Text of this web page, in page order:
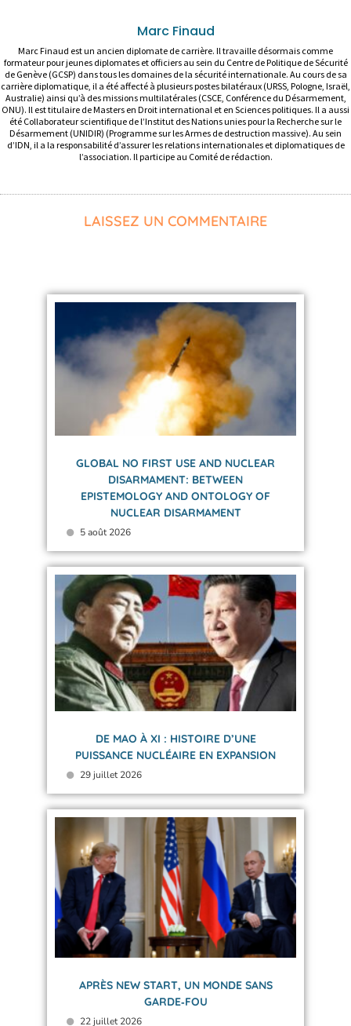
Marc Finaud
Marc Finaud est un ancien diplomate de carrière. Il travaille désormais comme
formateur pour jeunes diplomates et officiers au sein du Centre de Politique de Sécurité
de Genève (GCSP) dans tous les domaines de la sécurité internationale. Au cours de sa
carrière diplomatique, il a été affecté à plusieurs postes bilatéraux (URSS, Pologne, Israël,
Australie) ainsi qu’à des missions multilatérales (CSCE, Conférence du Désarmement,
ONU). Il est titulaire de Masters en Droit international et en Sciences politiques. Il a aussi
été Collaborateur scientifique de l’Institut des Nations unies pour la Recherche sur le
Désarmement (UNIDIR) (Programme sur les Armes de destruction massive). Au sein
d’IDN, il a la responsabilité d’assurer les relations internationales et diplomatiques de
l’association. Il participe au Comité de rédaction.
LAISSEZ UN COMMENTAIRE
GLOBAL NO FIRST USE AND NUCLEAR
DISARMAMENT: BETWEEN
EPISTEMOLOGY AND ONTOLOGY OF
NUCLEAR DISARMAMENT
5 août 2026
DE MAO À XI : HISTOIRE D’UNE
PUISSANCE NUCLÉAIRE EN EXPANSION
29 juillet 2026
APRÈS NEW START, UN MONDE SANS
GARDE‑FOU
22 juillet 2026